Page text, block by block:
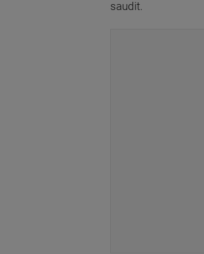
saudit.